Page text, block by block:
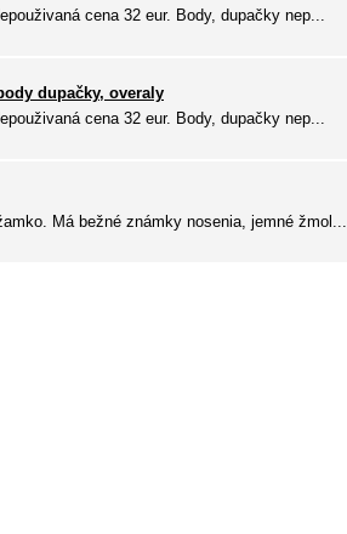
cena 32 eur. Body, dupačky nep...
dupačky, overaly
cena 32 eur. Body, dupačky nep...
Má bežné známky nosenia, jemné žmol...